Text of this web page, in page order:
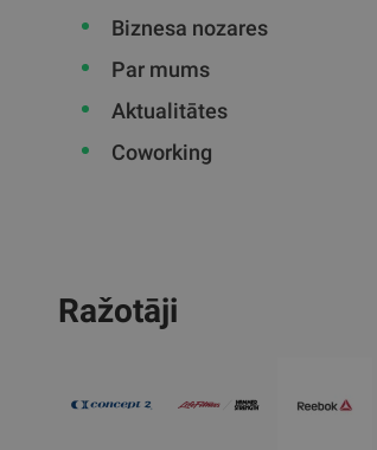
Biznesa nozares
Par mums
Aktualitātes
Coworking
Ražotāji